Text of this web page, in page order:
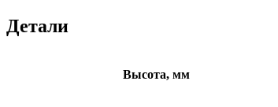
Детали
Высота, мм